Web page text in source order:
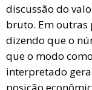
discussão do
bruto. Em outras
dizendo que o
que o modo
interpretado